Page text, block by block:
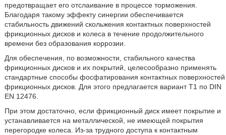
предотвращает его отслаивание в процессе торможения.
Благодаря такому эффекту синергии обеспечивается
стабильность движений скольжения контактных поверхностей
фрикционных дисков и колеса в течение продолжительного
времени без образования коррозии.
Для обеспечения, по возможности, стабильного качества
фрикционных дисков и их покрытий, целесообразно применять
стандартные способы фосфатирования контактных поверхностей
фрикционных дисков. Для этого предлагается вариант T1 по DIN
EN 12476.
При этом достаточно, если фрикционный диск имеет покрытие и
устанавливается на металлической, не имеющей покрытия
перегородке колеса. Из-за трудного доступа к контактным